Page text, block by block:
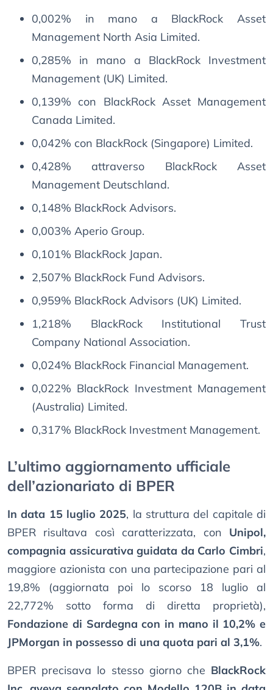
0,002% in mano a BlackRock Asset
Management North Asia Limited.
0,285% in mano a BlackRock Investment
Management (UK) Limited.
0,139% con BlackRock Asset Management
Canada Limited.
0,042% con BlackRock (Singapore) Limited.
0,428% attraverso BlackRock Asset
Management Deutschland.
0,148% BlackRock Advisors.
0,003% Aperio Group.
0,101% BlackRock Japan.
2,507% BlackRock Fund Advisors.
0,959% BlackRock Advisors (UK) Limited.
1,218% BlackRock Institutional Trust
Company National Association.
0,024% BlackRock Financial Management.
0,022% BlackRock Investment Management
(Australia) Limited.
0,317% BlackRock Investment Management.
L’ultimo aggiornamento ufficiale
dell’azionariato di BPER
In data 15 luglio 2025, la struttura del capitale di
BPER risultava così caratterizzata, con Unipol,
compagnia assicurativa guidata da Carlo Cimbri,
maggiore azionista con una partecipazione pari al
19,8% (aggiornata poi lo scorso 18 luglio al
22,772% sotto forma di diretta proprietà),
Fondazione di Sardegna con in mano il 10,2% e
JPMorgan in possesso di una quota pari al 3,1%.
BPER precisava lo stesso giorno che BlackRock